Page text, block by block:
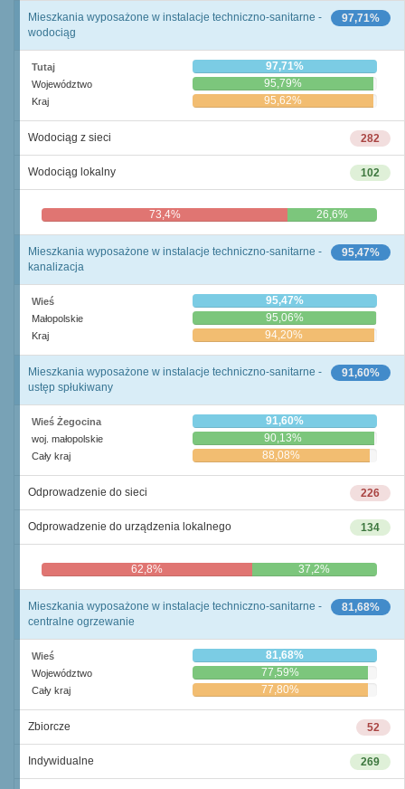
97,71%
Mieszkania wyposażone w instalacje techniczno-sanitarne -
wodociąg
Tutaj 97,71%
Województwo 95,79%
Kraj 95,62%
282
Wodociąg z sieci
102
Wodociąg lokalny
73,4% 26,6%
95,47%
Mieszkania wyposażone w instalacje techniczno-sanitarne -
kanalizacja
Wieś 95,47%
Małopolskie 95,06%
Kraj 94,20%
91,60%
Mieszkania wyposażone w instalacje techniczno-sanitarne -
ustęp spłukiwany
Wieś Żegocina 91,60%
woj. małopolskie 90,13%
Cały kraj 88,08%
226
Odprowadzenie do sieci
134
Odprowadzenie do urządzenia lokalnego
62,8% 37,2%
81,68%
Mieszkania wyposażone w instalacje techniczno-sanitarne -
centralne ogrzewanie
Wieś 81,68%
Województwo 77,59%
Cały kraj 77,80%
52
Zbiorcze
269
Indywidualne